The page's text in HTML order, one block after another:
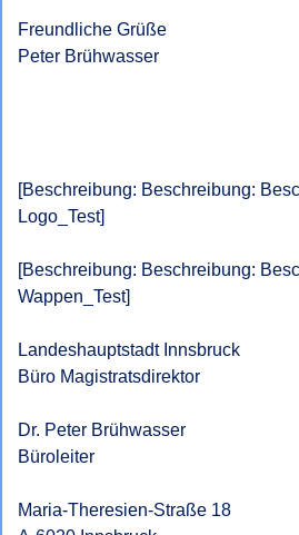
Freundliche Grüße
Peter Brühwasser
[Beschreibung: Beschreibung:
Logo_Test]
[Beschreibung: Beschreibung:
Wappen_Test]
Landeshauptstadt Innsbruck
Büro Magistratsdirektor
Dr. Peter Brühwasser
Büroleiter
Maria-Theresien-Straße 18